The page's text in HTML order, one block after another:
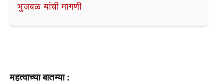
भुजबळ यांची मागणी
महत्वाच्या बातम्या :